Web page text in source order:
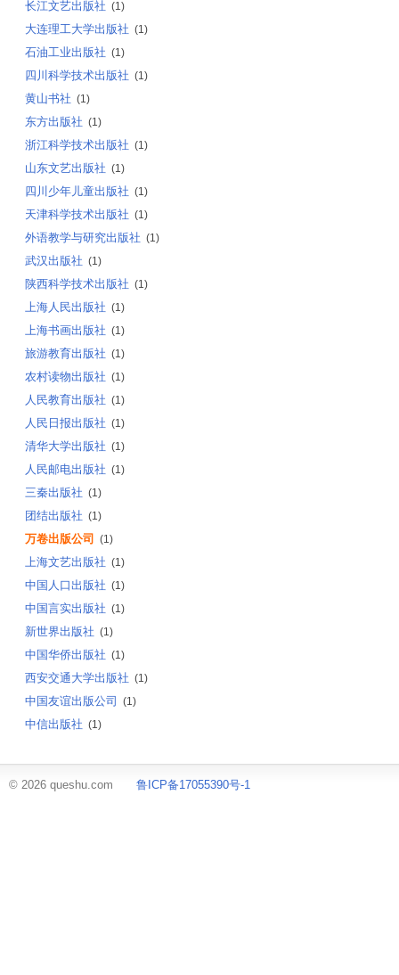
长江文艺出版社 (1)
大连理工大学出版社 (1)
石油工业出版社 (1)
四川科学技术出版社 (1)
黄山书社 (1)
东方出版社 (1)
浙江科学技术出版社 (1)
山东文艺出版社 (1)
四川少年儿童出版社 (1)
天津科学技术出版社 (1)
外语教学与研究出版社 (1)
武汉出版社 (1)
陕西科学技术出版社 (1)
上海人民出版社 (1)
上海书画出版社 (1)
旅游教育出版社 (1)
农村读物出版社 (1)
人民教育出版社 (1)
人民日报出版社 (1)
清华大学出版社 (1)
人民邮电出版社 (1)
三秦出版社 (1)
团结出版社 (1)
万卷出版公司 (1)
上海文艺出版社 (1)
中国人口出版社 (1)
中国言实出版社 (1)
新世界出版社 (1)
中国华侨出版社 (1)
西安交通大学出版社 (1)
中国友谊出版公司 (1)
中信出版社 (1)
© 2026 queshu.com 鲁ICP备17055390号-1